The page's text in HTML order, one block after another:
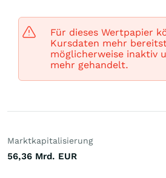
Für dieses Wertpapier
Kursdaten mehr
möglicherweise inaktiv
mehr gehandelt.
Marktkapitalisierung
56,36 Mrd. EUR